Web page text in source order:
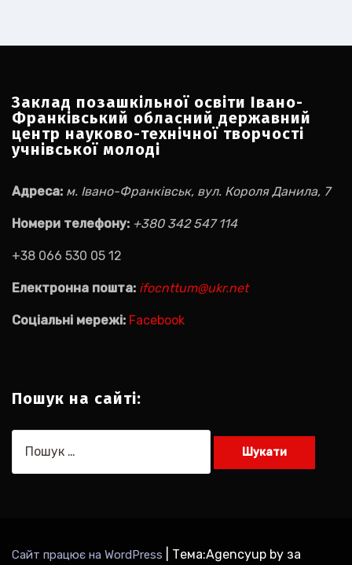
Заклад позашкільної освіти Івано-
Франківський обласний державний
центр науково-технічної творчості
учнівської молоді
Адреса: м. Івано-Франківськ, вул. Короля Данила, 7
Номери телефону: +380 342 547 114
+38 066 530 05 12
Електронна пошта: ifocnttum@ukr.net
Соціальні мережі: Facebook
Пошук на сайті:
Сайт працює на WordPress Тема:Agencyup by за